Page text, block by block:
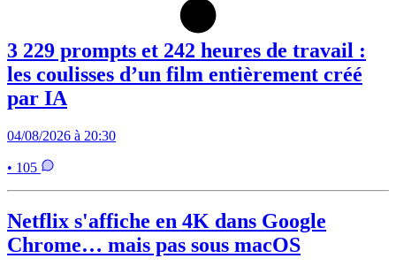
3 229 prompts et 242 heures de travail :
les coulisses d’un film entièrement créé
par IA
04/08/2026 à 20:30
• 105
Netflix s'affiche en 4K dans Google
Chrome… mais pas sous macOS